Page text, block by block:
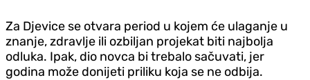
Za Djevice se otvara period u kojem će ulaganje u
znanje, zdravlje ili ozbiljan projekat biti najbolja
odluka. Ipak, dio novca bi trebalo sačuvati, jer
godina može donijeti priliku koja se ne odbija.